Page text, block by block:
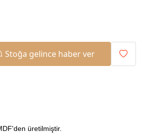
Stoğa gelince haber ver
üretilmiştir.